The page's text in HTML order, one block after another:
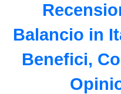
Balancio in
Benefici,